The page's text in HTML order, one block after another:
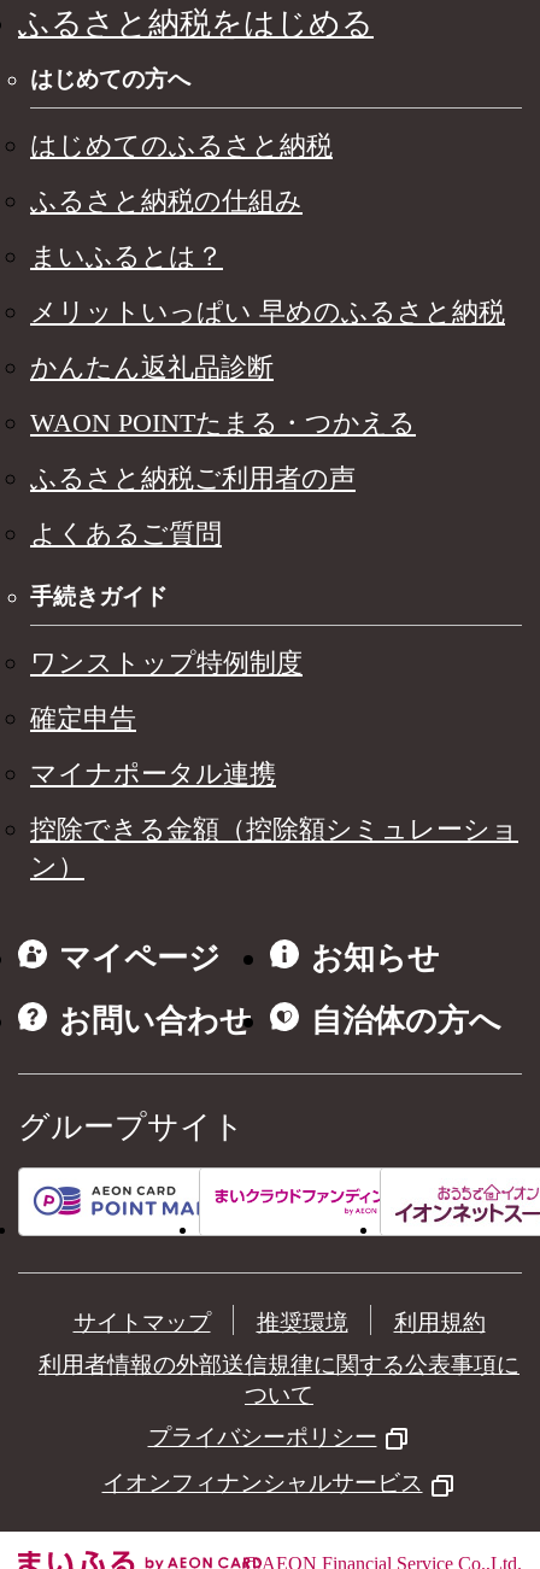
ふるさと納税をはじめる
はじめての方へ
はじめてのふるさと納税
ふるさと納税の仕組み
まいふるとは？
メリットいっぱい 早めのふるさと納税
かんたん返礼品診断
WAON POINTたまる・つかえる
ふるさと納税ご利用者の声
よくあるご質問
手続きガイド
ワンストップ特例制度
確定申告
マイナポータル連携
控除できる金額（控除額シミュレーショ
ン）
マイページ
お知らせ
お問い合わせ
自治体の方へ
グループサイト
サイトマップ 推奨環境
利用規約
利用者情報の外部送信規律に関する公表事項に
ついて
プライバシーポリシー
イオンフィナンシャルサービス
AEON Financial Service Co.,Ltd.